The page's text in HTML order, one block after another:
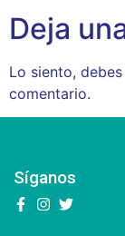
Deja
Lo siento,
comentario.
Síganos